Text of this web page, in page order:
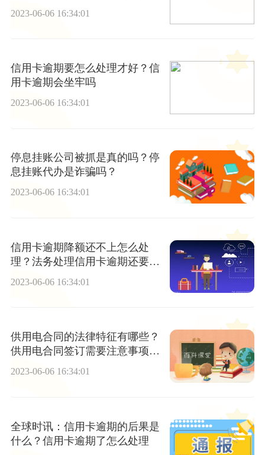
2023-06-06 16:34:01
信用卡逾期要怎么处理才好？信
用卡逾期会坐牢吗
2023-06-06 16:34:01
停息挂账公司被抓是真的吗？停
息挂账代办是诈骗吗？
2023-06-06 16:34:01
信用卡逾期降额还不上怎么处
理？法务处理信用卡逾期还要邮
2023-06-06 16:34:01
供用电合同的法律特征有哪些？
供用电合同签订需要注意事项是
什么？
2023-06-06 16:34:01
全球时讯：信用卡逾期的后果是
什么？信用卡逾期了怎么处理